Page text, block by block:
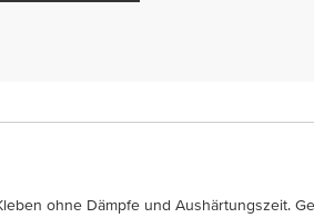
ohne Dämpfe und Aushärtungszeit.